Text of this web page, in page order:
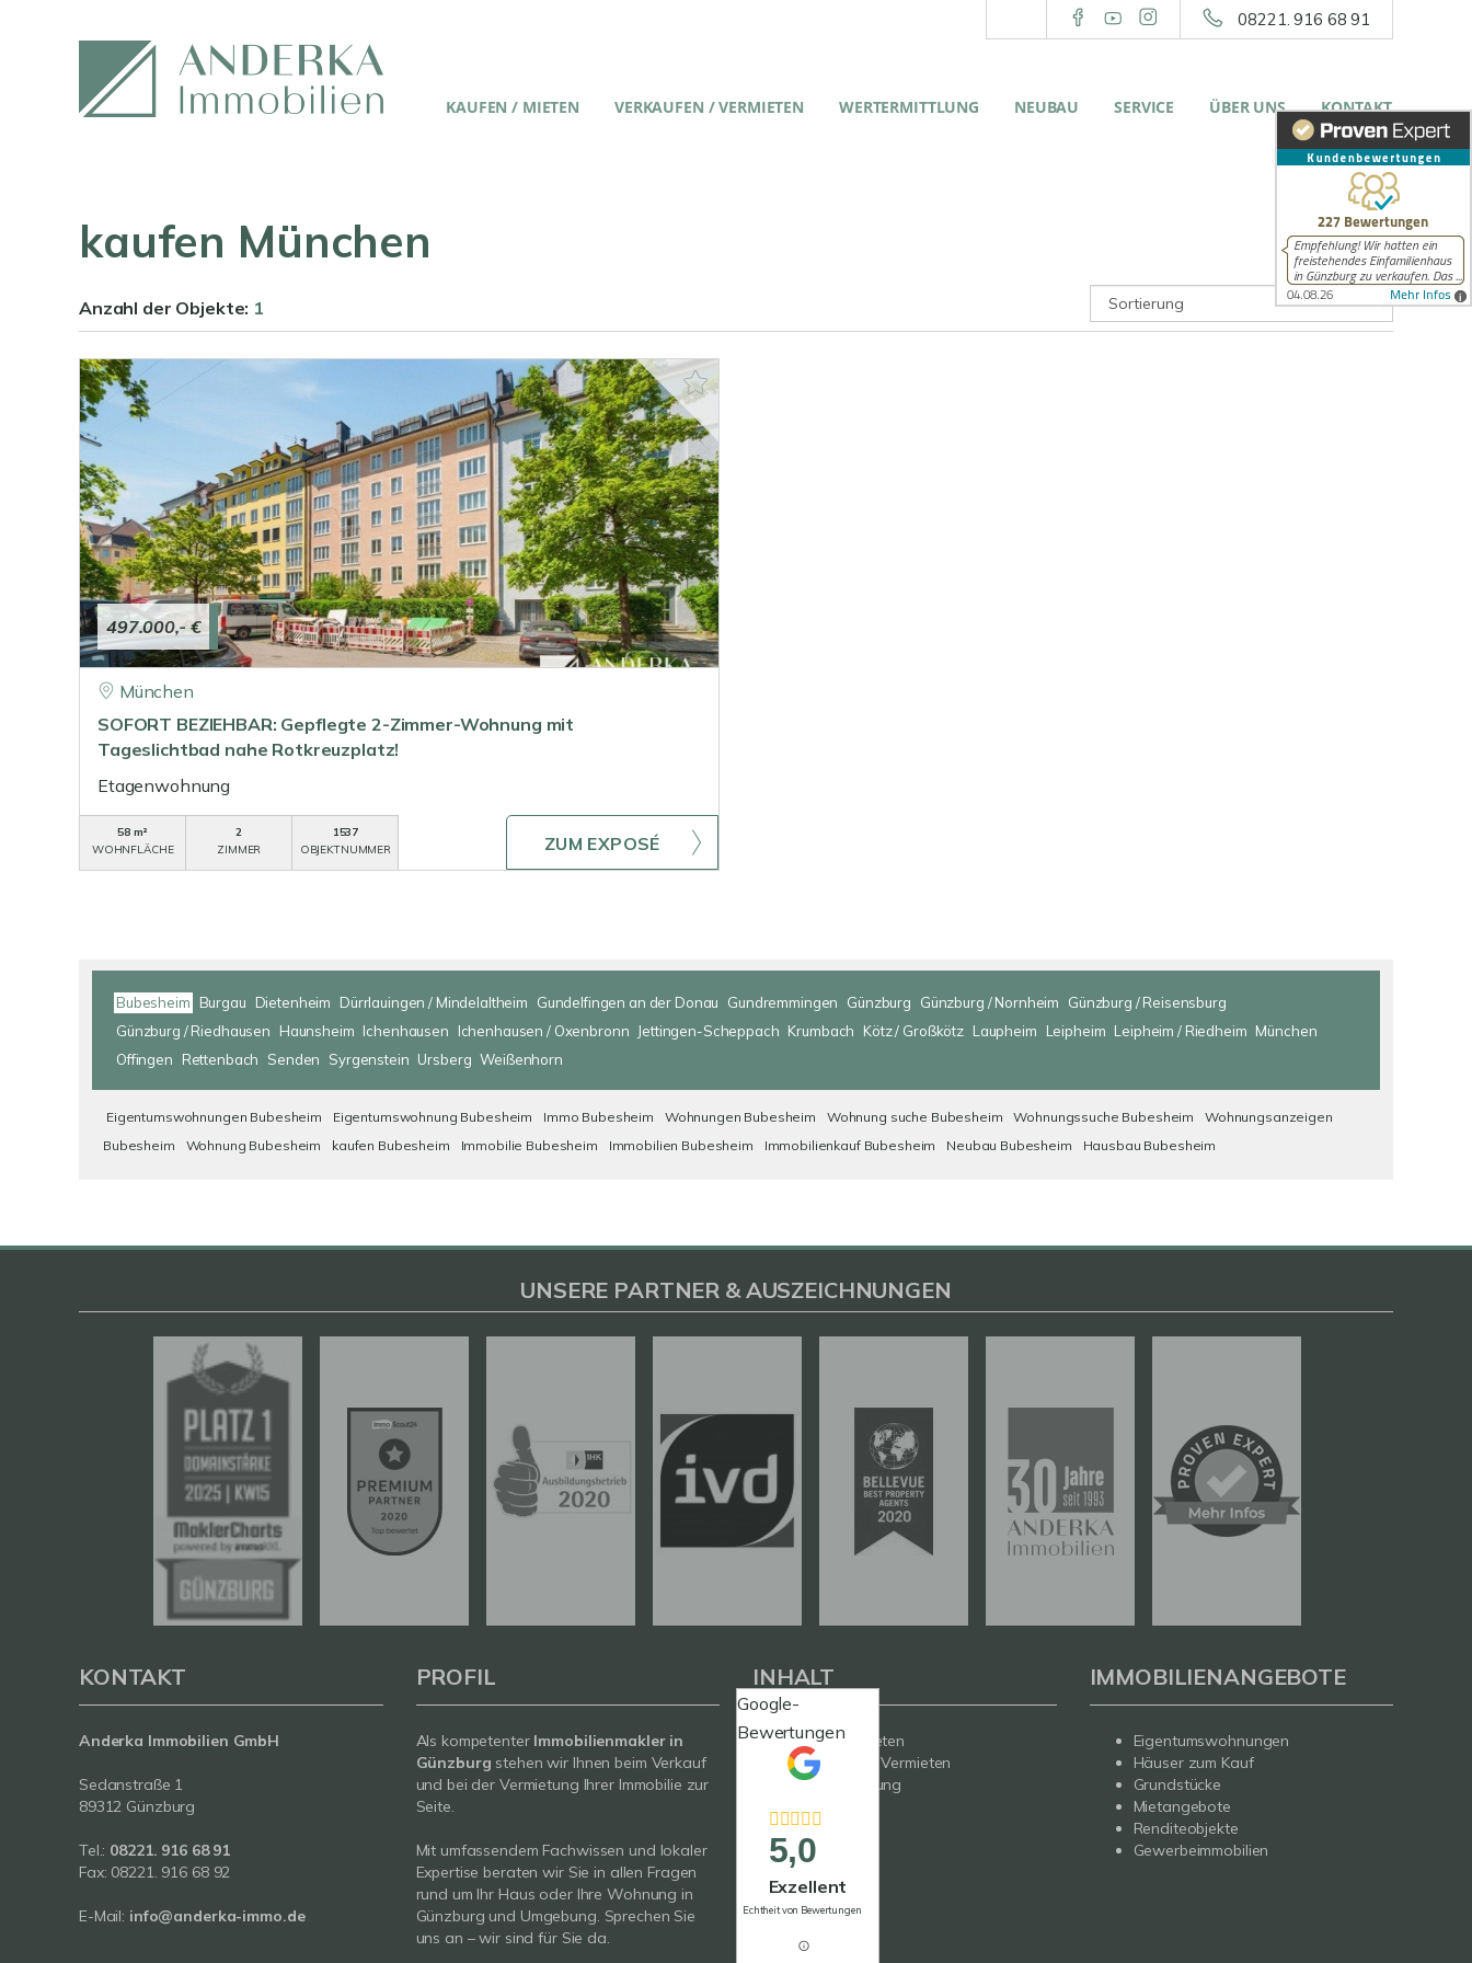
08221. 916 68 91
KAUFEN / MIETEN VERKAUFEN / VERMIETEN WERTERMITTLUNG NEUBAU SERVICE ÜBER UNS KONTAKT
kaufen München
Anzahl der Objekte: 1
497.000,- €
München
SOFORT BEZIEHBAR: Gepflegte 2-Zimmer-Wohnung mit
Tageslichtbad nahe Rotkreuzplatz!
Etagenwohnung
58 m²
WOHNFLÄCHE
2
ZIMMER
1537
OBJEKTNUMMER
ZUM EXPOSÉ
Bubesheim Burgau Dietenheim Dürrlauingen / Mindelaltheim Gundelfingen an der Donau Gundremmingen Günzburg Günzburg / Nornheim
Günzburg / Reisensburg
Günzburg / Riedhausen
Haunsheim Ichenhausen Ichenhausen / Oxenbronn Jettingen-Scheppach Krumbach Kötz / Großkötz Laupheim Leipheim Leipheim / Riedheim München
Offingen
Rettenbach Senden Syrgenstein Ursberg Weißenhorn
Eigentumswohnungen Bubesheim Eigentumswohnung Bubesheim Immo Bubesheim Wohnungen Bubesheim Wohnung suche Bubesheim Wohnungssuche Bubesheim
Wohnungsanzeigen
Bubesheim
Wohnung Bubesheim kaufen Bubesheim Immobilie Bubesheim Immobilien Bubesheim Immobilienkauf Bubesheim Neubau Bubesheim Hausbau Bubesheim
Google-
Bewertungen
5,0
Exzellent
Echtheit von Bewertungen
UNSERE PARTNER & AUSZEICHNUNGEN
KONTAKT
Anderka Immobilien GmbH
Sedanstraße 1
89312 Günzburg
Tel.: 08221. 916 68 91
Fax: 08221. 916 68 92
E-Mail: info@anderka-immo.de
PROFIL
Als kompetenter Immobilienmakler in
Günzburg stehen wir Ihnen beim Verkauf
und bei der Vermietung Ihrer Immobilie zur
Seite.
Mit umfassendem Fachwissen und lokaler
Expertise beraten wir Sie in allen Fragen
rund um Ihr Haus oder Ihre Wohnung in
Günzburg und Umgebung. Sprechen Sie
uns an – wir sind für Sie da.
INHALT
Kaufen / Mieten
Verkaufen / Vermieten
Wertermittlung
Service
Über uns
IMMOBILIENANGEBOTE
Eigentumswohnungen
Häuser zum Kauf
Grundstücke
Mietangebote
Renditeobjekte
Gewerbeimmobilien